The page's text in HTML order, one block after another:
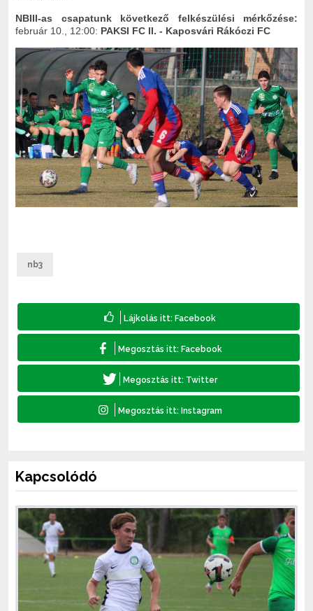
NBIII-as csapatunk következő felkészülési mérkőzése:
február 10., 12:00: PAKSI FC II. - Kaposvári Rákóczi FC
nb3
Kapcsolódó